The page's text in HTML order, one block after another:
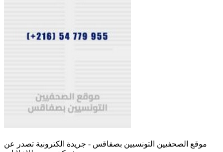
موقع الصحفيين التونسيين بصفاقس - جريدة الكترونية تصدر عن